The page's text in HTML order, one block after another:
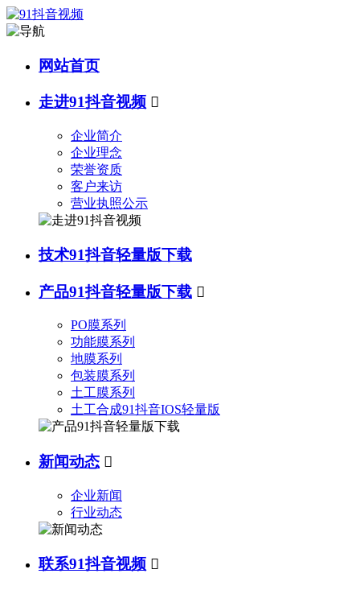
网站首页
走进91抖音视频 
企业简介
企业理念
荣誉资质
客户来访
营业执照公示
技术91抖音轻量版下载
产品91抖音轻量版下载 
PO膜系列
功能膜系列
地膜系列
包装膜系列
土工膜系列
土工合成91抖音IOS轻量版
新闻动态 
企业新闻
行业动态
联系91抖音视频 